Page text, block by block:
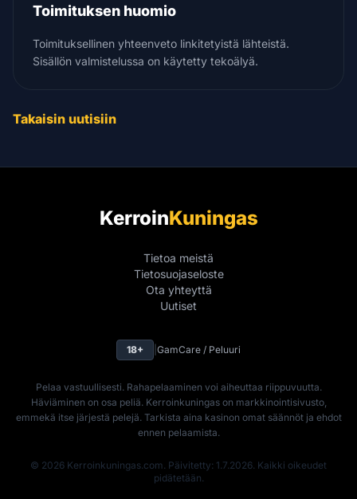
Toimituksen huomio
Toimituksellinen yhteenveto linkitetyistä lähteistä.
Sisällön valmistelussa on käytetty tekoälyä.
Takaisin uutisiin
KerroinKuningas
Tietoa meistä
Tietosuojaseloste
Ota yhteyttä
Uutiset
18+ GamCare / Peluuri
Pelaa vastuullisesti. Rahapelaaminen voi aiheuttaa riippuvuutta.
Häviäminen on osa peliä. Kerroinkuningas on markkinointisivusto,
emmekä itse järjestä pelejä. Tarkista aina kasinon omat säännöt ja ehdot
ennen pelaamista.
© 2026 Kerroinkuningas.com. Päivitetty: 1.7.2026. Kaikki oikeudet
pidätetään.